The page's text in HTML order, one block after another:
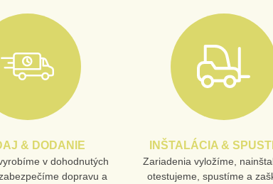
& DODANIE
v dohodnutých
dopravu a
INŠTALÁCIA &
Zariadenia vyložíme,
otestujeme, spustíme a